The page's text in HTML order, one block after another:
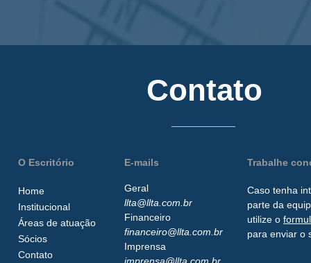
Contato
O Escritório
Home
Institucional
Áreas de atuação
Sócios
Contato
E-mails
Geral
llta@llta.com.br
Financeiro
financeiro@llta.com.br
Imprensa
Trabalhe
Caso tenha
parte da
utilize o
para enviar o